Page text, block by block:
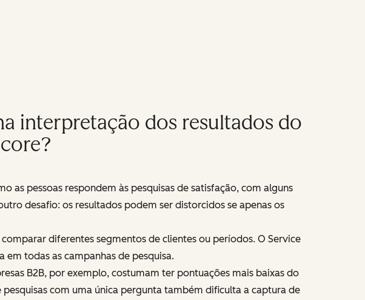
interpretação dos resultados do
pessoas respondem às pesquisas de satisfação, com alguns
desafio: os resultados podem ser distorcidos se apenas os
diferentes segmentos de clientes ou períodos. O Service
em todas as campanhas de pesquisa.
B2B, por exemplo, costumam ter pontuações mais baixas do
com uma única pergunta também dificulta a captura de